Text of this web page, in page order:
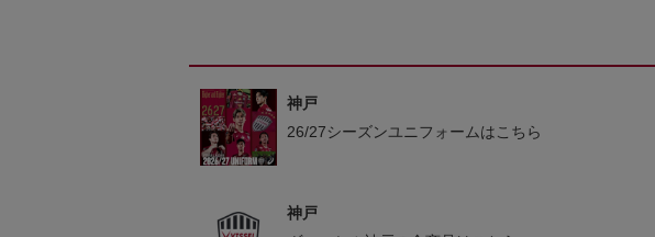
神戸
26/27シーズンユニフォームはこちら
神戸